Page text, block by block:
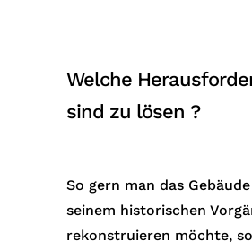
Welche
sind zu lösen ?
So gern man das
seinem historischen
rekonstruieren möchte, so